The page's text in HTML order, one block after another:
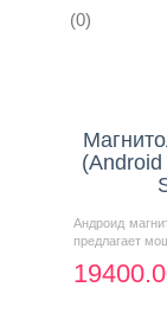
(0)
Андроид
предлагает